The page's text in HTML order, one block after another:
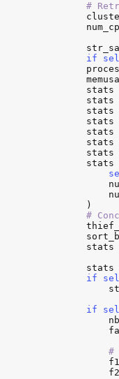
#
if
stats
stats
stats
stats
stats
stats
stats
stats
)
#
stats
stats
if
if
#